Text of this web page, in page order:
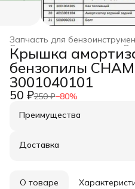
Запчасть для
Строительство и ремонт
Главная ›
Крышка
бензопилы
3001040101
50 ₽250 ₽−80%
Преимущества
Оплата частями в Сплит
Удобный возврат
Доставка
О товаре